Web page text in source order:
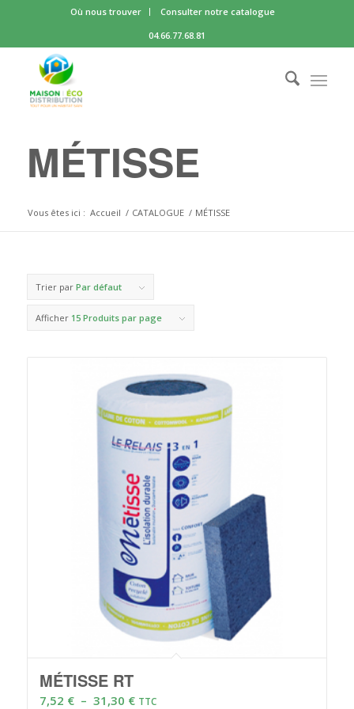
Où nous trouver
Consulter notre catalogue
04.66.77.68.81
MÉTISSE
Vous êtes ici : Accueil / CATALOGUE / MÉTISSE
Trier par Par défaut
Afficher 15 Produits par page
MÉTISSE RT
7,52 € – 31,30 €Plage
TTC